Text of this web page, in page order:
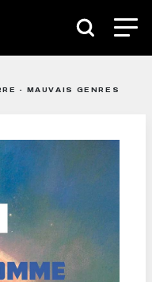
- MAUVAIS GENRES